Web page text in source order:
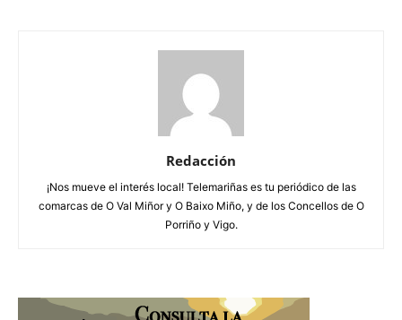
Redacción
¡Nos mueve el interés local! Telemariñas es tu periódico de las
comarcas de O Val Miñor y O Baixo Miño, y de los Concellos de O
Porriño y Vigo.